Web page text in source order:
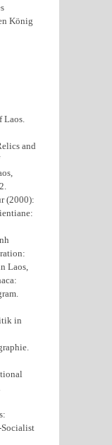
König
Laos.
and
(2000):
Laos,
in
Socialist